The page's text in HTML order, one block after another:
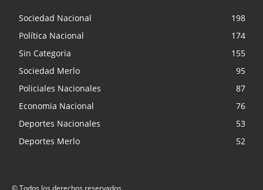
Sociedad Nacional
198
Política Nacional
174
Sin Categoria
155
Sociedad Merlo
95
Policiales Nacionales
87
Economia Nacional
76
Deportes Nacionales
53
Deportes Merlo
52
© Todos los derechos reservados.